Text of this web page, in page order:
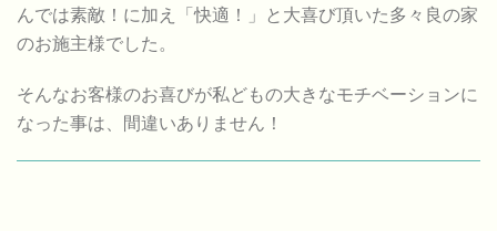
んでは素敵！に加え「快適！」と大喜び頂いた多々良の家
のお施主様でした。
そんなお客様のお喜びが私どもの大きなモチベーションに
なった事は、間違いありません！